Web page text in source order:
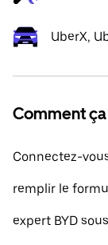
UberX,
Comment
Connectez-
remplir le
expert BYD